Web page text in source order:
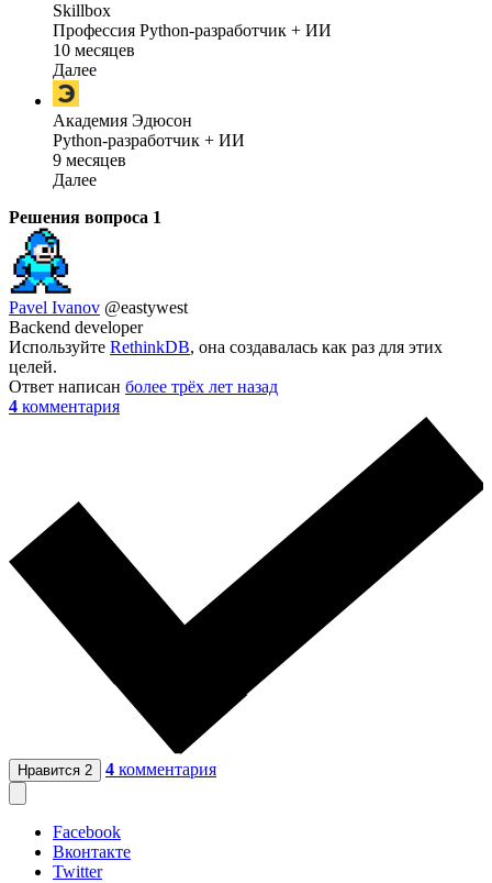
Skillbox
Профессия Python-разработчик + ИИ
10 месяцев
Далее
Академия Эдюсон
Python-разработчик + ИИ
9 месяцев
Далее
Решения вопроса 1
Pavel Ivanov @eastywest
Backend developer
Используйте RethinkDB, она создавалась как раз для этих
целей.
Ответ написан более трёх лет назад
4 комментария
Нравится 2 4 комментария
Facebook
Вконтакте
Twitter